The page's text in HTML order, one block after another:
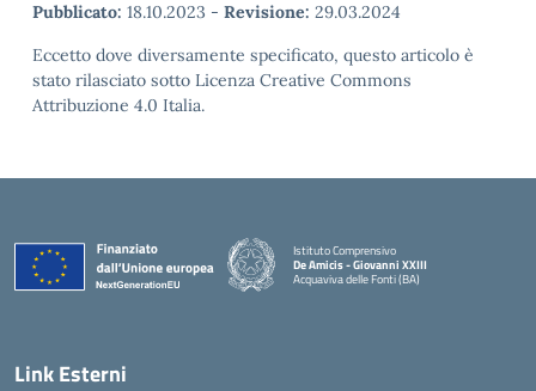
Pubblicato: 18.10.2023 - Revisione: 29.03.2024
Eccetto dove diversamente specificato, questo articolo è
stato rilasciato sotto Licenza Creative Commons
Attribuzione 4.0 Italia.
Istituto Comprensivo
De Amicis - Giovanni XXIII
Acquaviva delle Fonti (BA)
— Visita la pagina iniziale della scuola
Link Esterni